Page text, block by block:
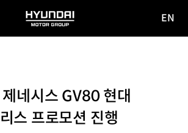
HYUNDAI
MOTOR
EN
네시스 GV80 현대
스 프로모션 진행